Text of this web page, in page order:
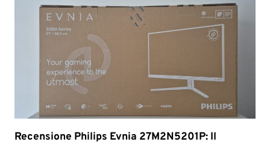
Recensione Philips Evnia 27M2N5201P: Il